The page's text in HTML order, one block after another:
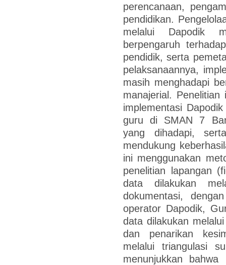
perencanaan,
pendidikan.
melalui Dapodik
berpengaruh
pendidik, serta
pelaksanaannya,
masih menghadapi
manajerial.
implementasi
guru di SMAN 7
yang dihadapi,
mendukung
ini menggunakan
penelitian lapangan
data dilakukan
dokumentasi,
operator Dapodik,
data dilakukan
dan penarikan
melalui triangulasi
menunjukkan